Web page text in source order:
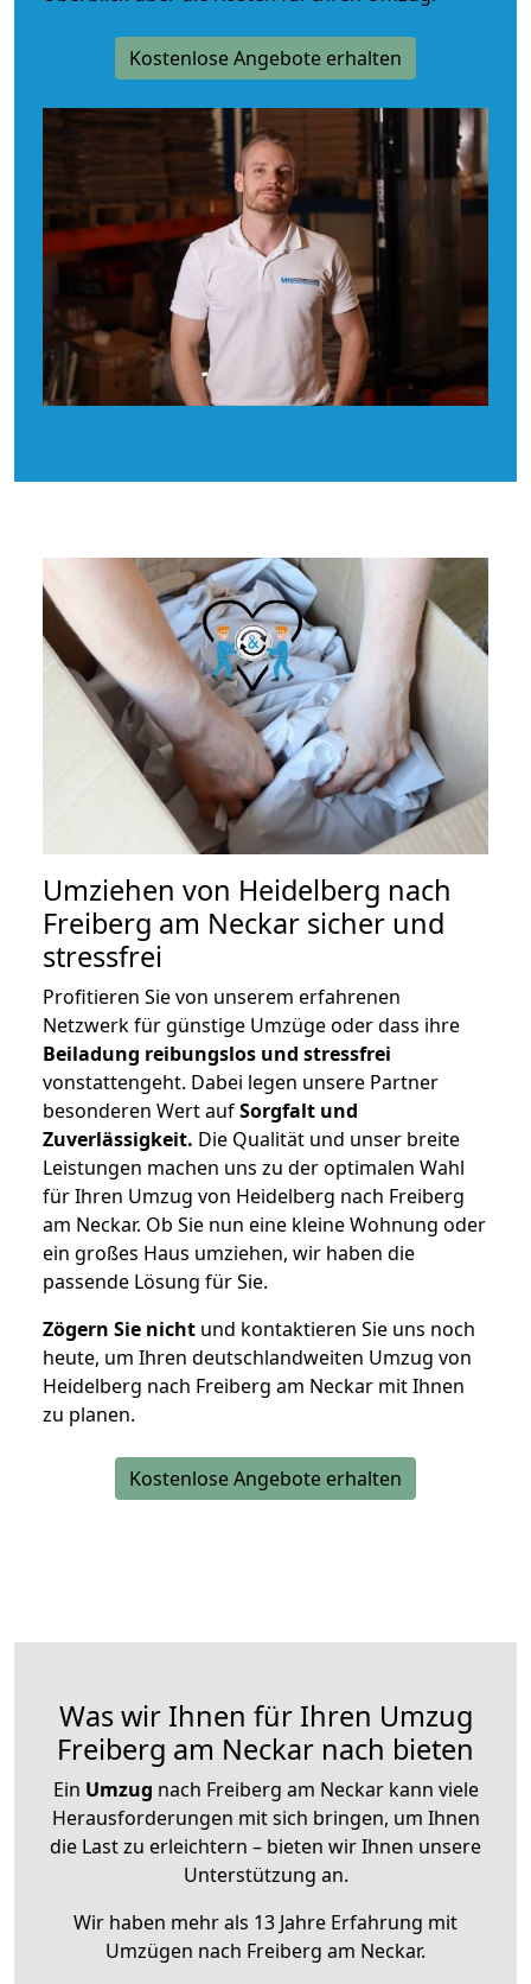
Kostenlose Angebote erhalten
Umziehen von Heidelberg nach
Freiberg am Neckar sicher und
stressfrei
Profitieren Sie von unserem erfahrenen
Netzwerk für günstige Umzüge oder dass ihre
Beiladung reibungslos und stressfrei
vonstattengeht. Dabei legen unsere Partner
besonderen Wert aufSorgfalt und
Zuverlässigkeit. Die Qualität und unser breite
Leistungen machen uns zu der optimalen Wahl
für Ihren Umzug von Heidelberg nach Freiberg
am Neckar. Ob Sie nun eine kleine Wohnung oder
ein großes Haus umziehen, wir haben die
passende Lösung für Sie.
Zögern Sie nicht und kontaktieren Sie uns noch
heute, um Ihren deutschlandweiten Umzug von
Heidelberg nach Freiberg am Neckar mit Ihnen
zu planen.
Kostenlose Angebote erhalten
Was wir Ihnen für Ihren Umzug
Freiberg am Neckar nach bieten
Ein Umzug nach Freiberg am Neckar kann viele
Herausforderungen mit sich bringen, um Ihnen
die Last zu erleichtern – bieten wir Ihnen unsere
Unterstützung an.
Wir haben mehr als 13 Jahre Erfahrung mit
Umzügen nach Freiberg am Neckar.